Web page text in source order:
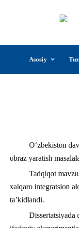
content
Asosiy
O‘zbekiston
obraz yaratish
Tadqiqot
xalqaro integratsion
ta’kidlandi.
Dissertatsiyada